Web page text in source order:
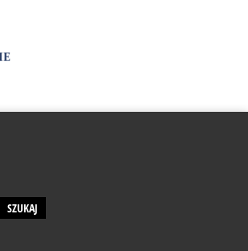
SZUKAJ